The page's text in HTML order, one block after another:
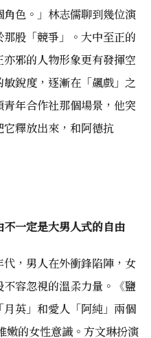
色。」林志儒聊到幾位演
股「競爭」。大中至正的
邪的人物形象更有發揮空
銳度，逐漸在「飆戲」之
年合作社那個場景，他突
釋放出來，和阿德抗
一定是大男人式的自由
，男人在外衝鋒陷陣，女
容忽視的溫柔力量。《鹽
英」和愛人「阿純」兩個
嫩的女性意識。方文琳扮演